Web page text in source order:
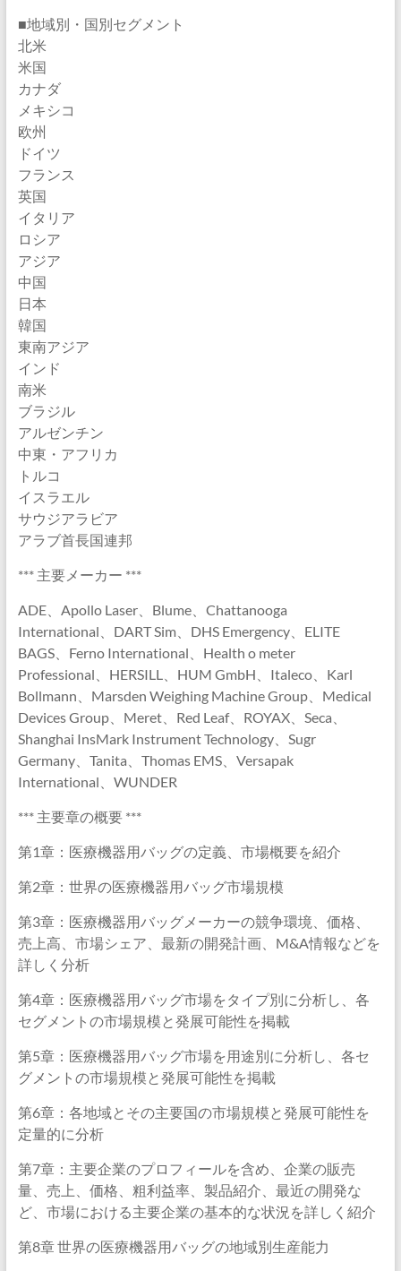
■地域別・国別セグメント
北米
米国
カナダ
メキシコ
欧州
ドイツ
フランス
英国
イタリア
ロシア
アジア
中国
日本
韓国
東南アジア
インド
南米
ブラジル
アルゼンチン
中東・アフリカ
トルコ
イスラエル
サウジアラビア
アラブ首長国連邦
*** 主要メーカー ***
ADE、Apollo Laser、Blume、Chattanooga
International、DART Sim、DHS Emergency、ELITE
BAGS、Ferno International、Health o meter
Professional、HERSILL、HUM GmbH、Italeco、Karl
Bollmann、Marsden Weighing Machine Group、Medical
Devices Group、Meret、Red Leaf、ROYAX、Seca、
Shanghai InsMark Instrument Technology、Sugr
Germany、Tanita、Thomas EMS、Versapak
International、WUNDER
*** 主要章の概要 ***
第1章：医療機器用バッグの定義、市場概要を紹介
第2章：世界の医療機器用バッグ市場規模
第3章：医療機器用バッグメーカーの競争環境、価格、
売上高、市場シェア、最新の開発計画、M&A情報などを
詳しく分析
第4章：医療機器用バッグ市場をタイプ別に分析し、各
セグメントの市場規模と発展可能性を掲載
第5章：医療機器用バッグ市場を用途別に分析し、各セ
グメントの市場規模と発展可能性を掲載
第6章：各地域とその主要国の市場規模と発展可能性を
定量的に分析
第7章：主要企業のプロフィールを含め、企業の販売
量、売上、価格、粗利益率、製品紹介、最近の開発な
ど、市場における主要企業の基本的な状況を詳しく紹介
第8章 世界の医療機器用バッグの地域別生産能力